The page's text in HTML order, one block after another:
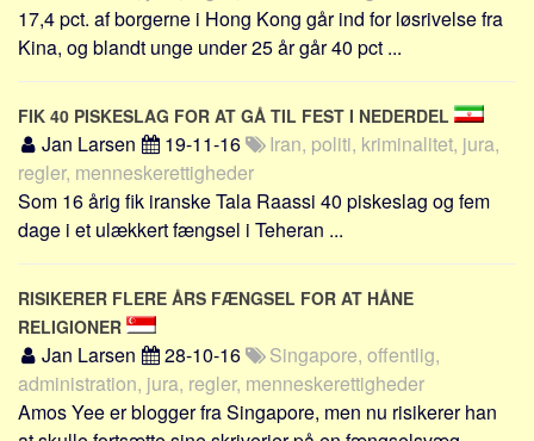
17,4 pct. af borgerne i Hong Kong går ind for løsrivelse fra
Kina, og blandt unge under 25 år går 40 pct ...
FIK 40 PISKESLAG FOR AT GÅ TIL FEST I NEDERDEL
Jan Larsen 19-11-16
Iran, politi, kriminalitet, jura,
regler, menneskerettigheder
Som 16 årig fik iranske Tala Raassi 40 piskeslag og fem
dage i et ulækkert fængsel i Teheran ...
RISIKERER FLERE ÅRS FÆNGSEL FOR AT HÅNE
RELIGIONER
Jan Larsen 28-10-16
Singapore, offentlig,
administration, jura, regler, menneskerettigheder
Amos Yee er blogger fra Singapore, men nu risikerer han